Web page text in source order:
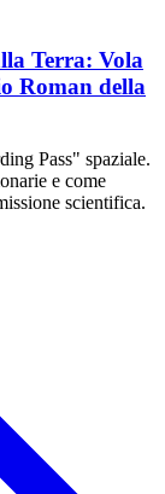
Terra: Vola
Roman della
Pass" spaziale.
e come
scientifica.